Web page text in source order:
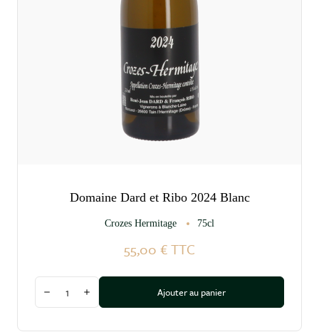
Domaine Dard et Ribo 2024 Blanc
Crozes Hermitage 75cl
55,00 €TTC
Diminuer la quantité
Augmenter la quantitéAjouter au panier